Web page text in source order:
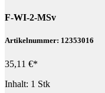
F-WI-2-MSv
Artikelnummer: 12353016
35,11 €*
Inhalt: 1 Stk